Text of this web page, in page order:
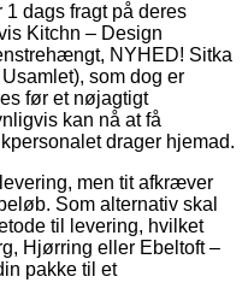
dags fragt på deres
Kitchn – Design
NYHED! Sitka
som dog er
før et nøjagtigt
kan nå at få
drager hjemad.
men tit afkræver
Som alternativ skal
til levering, hvilket
Hjørring eller Ebeltoft –
pakke til et